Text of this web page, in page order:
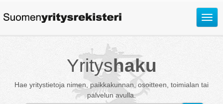
Avaa
Yrityshaku
Hae yritystietoja nimen, paikkakunnan, osoitteen, toimialan tai
palvelun avulla.